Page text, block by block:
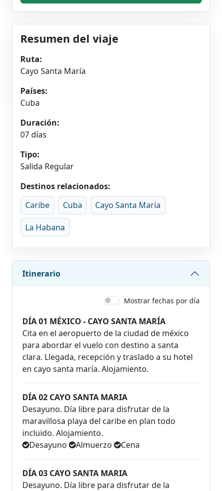
Resumen del viaje
Ruta:
Cayo Santa María
Países:
Cuba
Duración:
07 días
Tipo:
Salida Regular
Destinos relacionados:
Caribe
Cuba Cayo Santa María
La Habana
Itinerario
Mostrar fechas por día
DÍA 01 MÉXICO - CAYO SANTA MARÍA
Cita en el aeropuerto de la ciudad de méxico
para abordar el vuelo con destino a santa
clara. Llegada, recepción y traslado a su hotel
en cayo santa maría. Alojamiento.
DÍA 02 CAYO SANTA MARIA
Desayuno. Día libre para disfrutar de la
maravillosa playa del caribe en plan todo
incluido. Alojamiento.
Desayuno
Almuerzo Cena
DÍA 03 CAYO SANTA MARIA
Desayuno. Día libre para disfrutar de la